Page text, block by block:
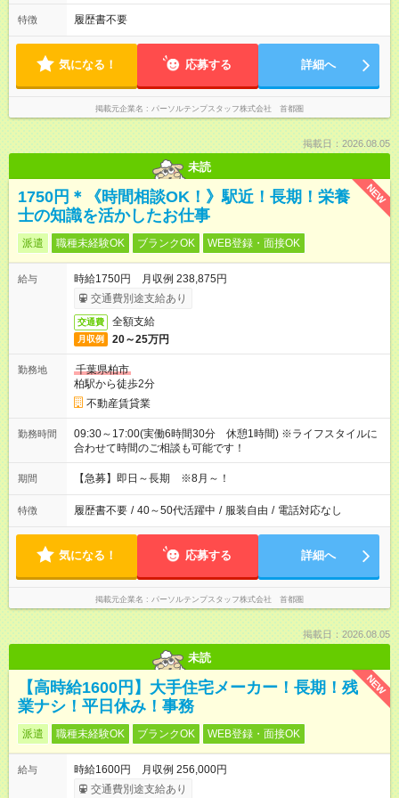
特徴 履歴書不要
気になる！ 応募する 詳細へ
掲載元企業名 パーソルテンプスタッフ株式会社 首都圏
掲載日：2026.08.05
未読
NEW
1750円＊《時間相談OK！》駅近！長期！栄養
士の知識を活かしたお仕事
派遣 職種未経験OK ブランクOK WEB登録・面接OK
給与
時給1750円 月収例 238,875円
交通費別途支給あり
交通費 全額支給
月収例 20～25万円
勤務地
千葉県柏市
柏駅から徒歩2分
不動産賃貸業
勤務時間
09:30～17:00(実働6時間30分 休憩1時間) ※ライフスタイルに
合わせて時間のご相談も可能です！
期間 【急募】即日～長期 ※8月～！
特徴 履歴書不要 / 40～50代活躍中 / 服装自由 / 電話対応なし
気になる！ 応募する 詳細へ
掲載元企業名 パーソルテンプスタッフ株式会社 首都圏
掲載日：2026.08.05
未読
NEW
【高時給1600円】大手住宅メーカー！長期！残
業ナシ！平日休み！事務
派遣 職種未経験OK ブランクOK WEB登録・面接OK
給与
時給1600円 月収例 256,000円
交通費別途支給あり